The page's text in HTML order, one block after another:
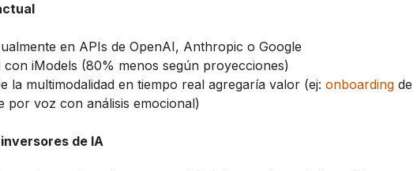
en APIs de OpenAI, Anthropic o Google
iModels (80% menos según proyecciones)
la multimodalidad en tiempo real agregaría valor (ej: onboarding de
por voz con análisis emocional)
de IA